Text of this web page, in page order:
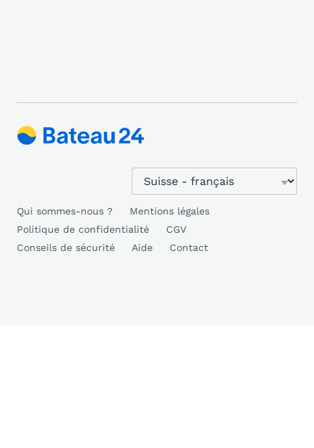
Qui sommes-nous ?
Mentions légales
Politique de confidentialité
CGV
Conseils de sécurité
Aide Contact